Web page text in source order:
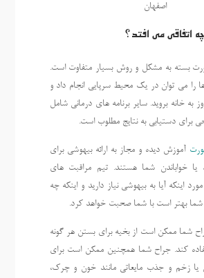
اصفهان
اتفاقی می افتد؟
بسته به مشکل و روش بسیار متفاوت است.
را می توان در یک محیط سرپایی انجام داد و
به خانه بروید. سایر برنامه های درمانی شامل
برای دستیابی به نتایج مطلوب است.
آموزش دیده و مجاز به ارائه بیهوشی برای
یا خواباندن شما هستند. تیم مراقبت های
اینکه آیا به بیهوشی نیاز دارید و اینکه چه
شما بهتر است با شما صحبت خواهد کرد.
شما ممکن است از بخیه برای بستن هر گونه
کند. جراح شما همچنین ممکن است برای
یا زخم و جذب مایعاتی مانند خون و چرک،